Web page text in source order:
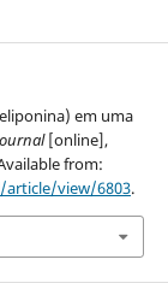
em uma
[online],
from:
view/6803.